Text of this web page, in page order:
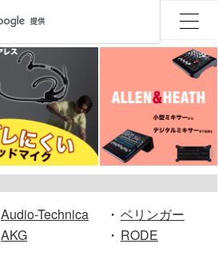
Audio-Technica ・ ベリンガー
AKG ・ RODE